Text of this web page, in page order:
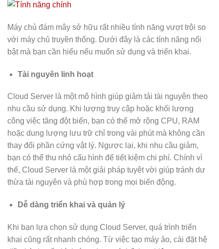
Máy chủ đám mây sở hữu rất nhiều tính năng vượt trội so
với máy chủ truyền thống. Dưới đây là các tính năng nổi
bật mà bạn cần hiểu nếu muốn sử dụng và triển khai.
Tài nguyên linh hoạt
Cloud Server là một mô hình giúp giảm tải tài nguyên theo
nhu cầu sử dụng. Khi lượng truy cập hoặc khối lượng
công việc tăng đột biến, bạn có thể mở rộng CPU, RAM
hoặc dung lượng lưu trữ chỉ trong vài phút mà không cần
thay đổi phần cứng vật lý. Ngược lại, khi nhu cầu giảm,
bạn có thể thu nhỏ cấu hình để tiết kiệm chi phí. Chính vì
thế, Cloud Server là một giải pháp tuyệt vời giúp tránh dư
thừa tài nguyên và phù hợp trong mọi biến động.
Dễ dàng triển khai và quản lý
Khi bạn lựa chọn sử dụng Cloud Server, quá trình triển
khai cũng rất nhanh chóng. Từ việc tạo máy ảo, cài đặt hệ